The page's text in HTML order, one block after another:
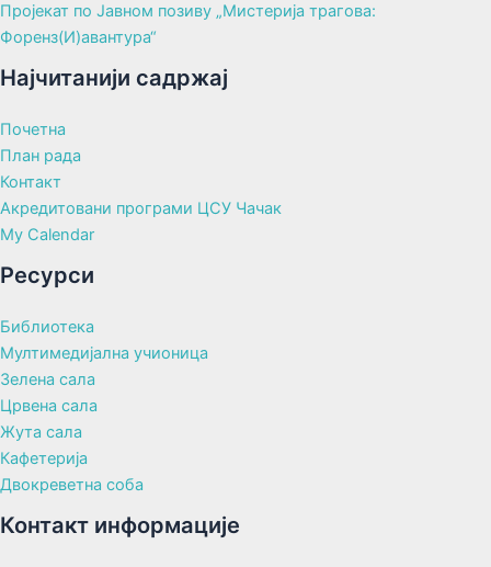
Пројекат по Јавном позиву „Мистерија трагова:
Форенз(И)авантура“
Најчитанији садржај
Почетна
План рада
Контакт
Акредитовани програми ЦСУ Чачак
My Calendar
Ресурси
Библиотека
Мултимедијална учионица
Зелена сала
Црвена сала
Жута сала
Кафетерија
Двокреветна соба
Контакт информације